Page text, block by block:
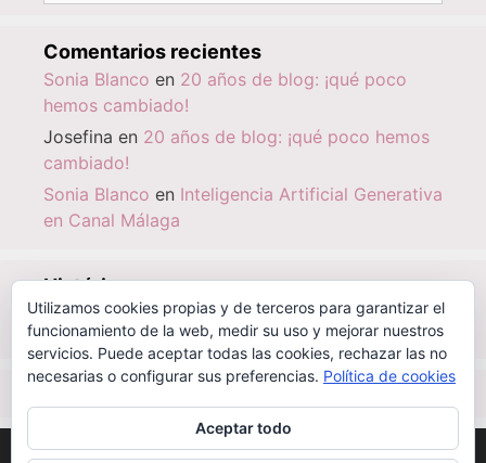
Comentarios recientes
Sonia Blanco en 20 años de blog: ¡qué poco
hemos cambiado!
Josefina en 20 años de blog: ¡qué poco hemos
cambiado!
Sonia Blanco en Inteligencia Artificial Generativa
en Canal Málaga
Histórico
Histórico
Utilizamos cookies propias y de terceros para garantizar el
funcionamiento de la web, medir su uso y mejorar nuestros
servicios. Puede aceptar todas las cookies, rechazar las no
necesarias o configurar sus preferencias. Política de cookies
Aceptar todo